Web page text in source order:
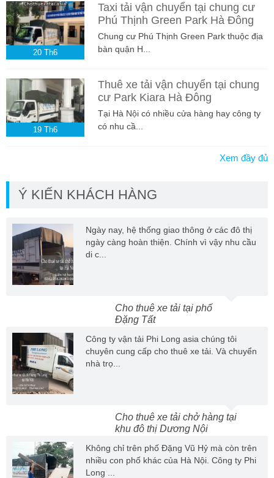
20 Th6
Taxi tải vận chuyển tại chung cư
Phú Thịnh Green Park Hà Đông
Chung cư Phú Thịnh Green Park thuộc địa
bàn quận H...
19 Th6
Thuê xe tải vận chuyển tại chung
cư Park Kiara Hà Đông
Tại Hà Nội có nhiều cửa hàng hay công ty
có nhu cầ...
Xem đầy đủ
Ý KIẾN KHÁCH HÀNG
Ngày nay, hệ thống giao thông ở các đô thị
ngày càng hoàn thiện. Chính vì vậy nhu cầu
di c...
Cho thuê xe tải tại phố
Đặng Tất
Công ty vận tải Phi Long asia chúng tôi
chuyên cung cấp cho thuê xe tải. Và chuyển
nhà trọ...
Cho thuê xe tải chở hàng tại
khu đô thị Dương Nội
Không chỉ trên phố Đặng Vũ Hỷ mà còn trên
nhiều con phố khác của Hà Nội. Công ty Phi
Long ...